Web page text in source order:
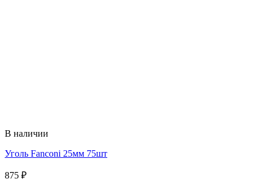
В наличии
Уголь Fanconi 25мм 75шт
875 ₽